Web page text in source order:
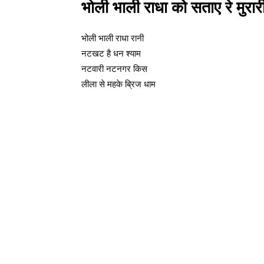
भोली भाली राधा को सताए रे
भोली भाली राधा रानी
नटखट है धन श्याम
नटवारी नटनगर किस
लीला से महके ब्रिज धाम